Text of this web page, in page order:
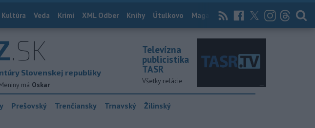
Kultúra Veda Krimi XML Odber Knihy Útulkovo Magazín News Now Archív
.SK
Slovenskej republiky
má Oskar
Televízna
publicistika
TASR
Všetky relácie
Prešovský Trenčiansky Trnavský Žilinský